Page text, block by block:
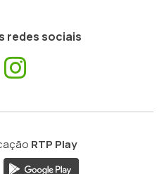
redes sociais
Facebook
RTP Play